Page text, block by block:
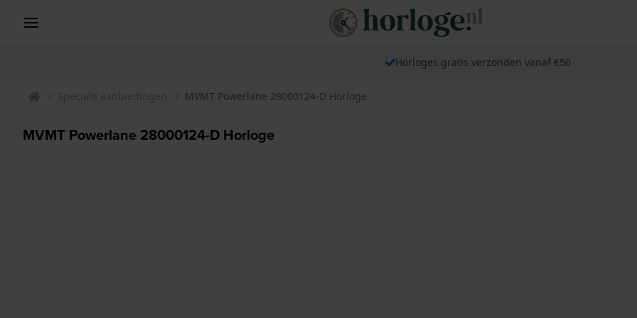
Horloges gratis verzonden vanaf €50
Speciale aanbiedingen MVMT Powerlane 28000124-D Horloge
MVMT Powerlane 28000124-D Horloge